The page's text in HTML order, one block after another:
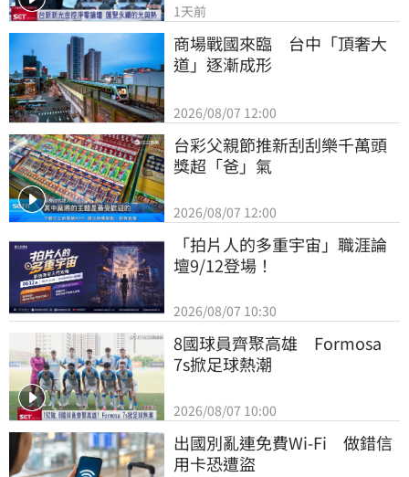
1天前
商場戰國來臨　台中「頂奢大
道」逐漸成形
2026/08/07 12:00
台彩父親節推新刮刮樂千萬頭
獎超「爸」氣
2026/08/07 12:00
「拍片人的多重宇宙」職涯論
壇9/12登場！
2026/08/07 10:30
8國球員齊聚高雄　Formosa
7s掀足球熱潮
2026/08/07 10:00
出國別亂連免費Wi-Fi　做錯信
用卡恐遭盜